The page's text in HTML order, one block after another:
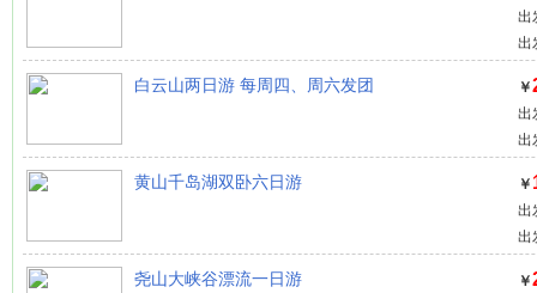
出
出
白云山两日游 每周四、周六发团 ￥
出
出
黄山千岛湖双卧六日游 ￥
出
出
尧山大峡谷漂流一日游 ￥